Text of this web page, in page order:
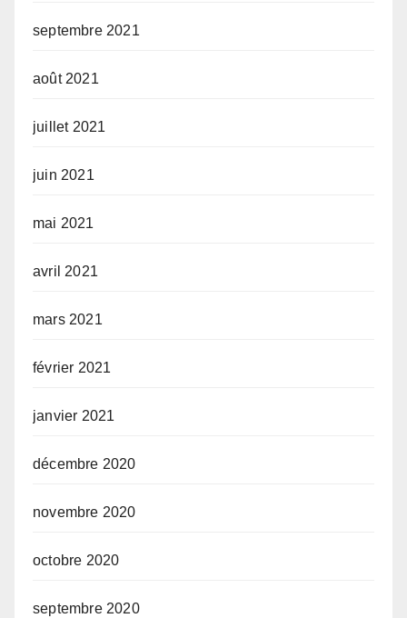
septembre 2021
août 2021
juillet 2021
juin 2021
mai 2021
avril 2021
mars 2021
février 2021
janvier 2021
décembre 2020
novembre 2020
octobre 2020
septembre 2020